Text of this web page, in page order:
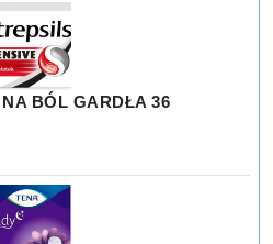
BÓL GARDŁA 36